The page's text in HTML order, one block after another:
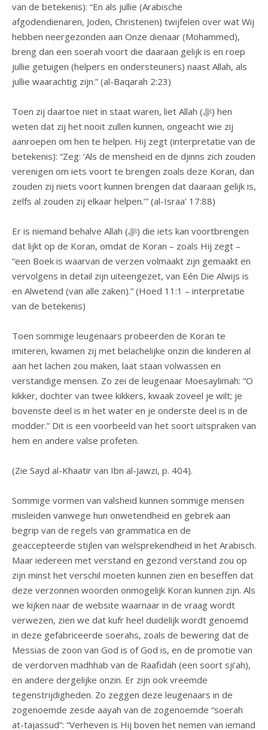
van de betekenis): “En als jullie (Arabische
afgodendienaren, Joden, Christenen) twijfelen over wat Wij
hebben neergezonden aan Onze dienaar (Mohammed),
breng dan een soerah voort die daaraan gelijk is en roep
jullie getuigen (helpers en ondersteuners) naast Allah, als
jullie waarachtig zijn.” (al-Baqarah 2:23)
Toen zij daartoe niet in staat waren, liet Allah (ﷻ) hen
weten dat zij het nooit zullen kunnen, ongeacht wie zij
aanroepen om hen te helpen. Hij zegt (interpretatie van de
betekenis): “Zeg: ‘Als de mensheid en de djinns zich zouden
verenigen om iets voort te brengen zoals deze Koran, dan
zouden zij niets voort kunnen brengen dat daaraan gelijk is,
zelfs al zouden zij elkaar helpen.’” (al-Israa’ 17:88)
Er is niemand behalve Allah (ﷻ) die iets kan voortbrengen
dat lijkt op de Koran, omdat de Koran – zoals Hij zegt –
“een Boek is waarvan de verzen volmaakt zijn gemaakt en
vervolgens in detail zijn uiteengezet, van Eén Die Alwijs is
en Alwetend (van alle zaken).” (Hoed 11:1 – interpretatie
van de betekenis)
Toen sommige leugenaars probeerden de Koran te
imiteren, kwamen zij met belachelijke onzin die kinderen al
aan het lachen zou maken, laat staan volwassen en
verstandige mensen. Zo zei de leugenaar Moesaylimah: “O
kikker, dochter van twee kikkers, kwaak zoveel je wilt; je
bovenste deel is in het water en je onderste deel is in de
modder.” Dit is een voorbeeld van het soort uitspraken van
hem en andere valse profeten.
(Zie Sayd al-Khaatir van Ibn al-Jawzi, p. 404).
Sommige vormen van valsheid kunnen sommige mensen
misleiden vanwege hun onwetendheid en gebrek aan
begrip van de regels van grammatica en de
geaccepteerde stijlen van welsprekendheid in het Arabisch.
Maar iedereen met verstand en gezond verstand zou op
zijn minst het verschil moeten kunnen zien en beseffen dat
deze verzonnen woorden onmogelijk Koran kunnen zijn. Als
we kijken naar de website waarnaar in de vraag wordt
verwezen, zien we dat kufr heel duidelijk wordt genoemd
in deze gefabriceerde soerahs, zoals de bewering dat de
Messias de zoon van God is of God is, en de promotie van
de verdorven madhhab van de Raafidah (een soort sji’ah),
en andere dergelijke onzin. Er zijn ook vreemde
tegenstrijdigheden. Zo zeggen deze leugenaars in de
zogenoemde zesde aayah van de zogenoemde “soerah
at-tajassud”: “Verheven is Hij boven het nemen van iemand